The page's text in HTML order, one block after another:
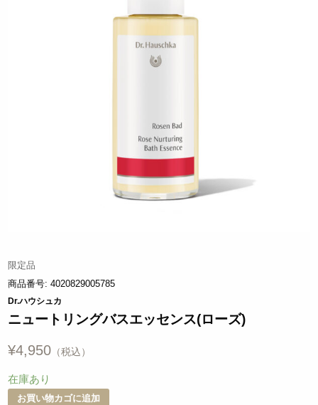
限定品
商品番号:4020829005785
Dr.ハウシュカ
ニュートリングバスエッセンス(ローズ)
¥4,950
在庫あり
お買い物カゴに追加